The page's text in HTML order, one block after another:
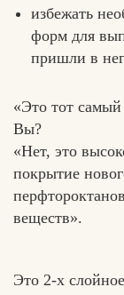
избежать
форм для
пришли в
«Это тот
Вы?
«Нет, это
покрытие
веществ».
Это 2-х